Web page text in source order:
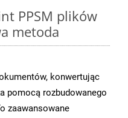
PPSM plików
metoda
konwertując
pomocą rozbudowanego
zaawansowane